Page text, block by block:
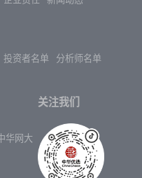
投资者名单 分析师名单
华网大
关注我们